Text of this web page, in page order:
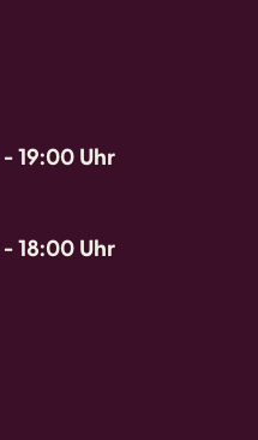
-19:00 Uhr
-18:00 Uhr